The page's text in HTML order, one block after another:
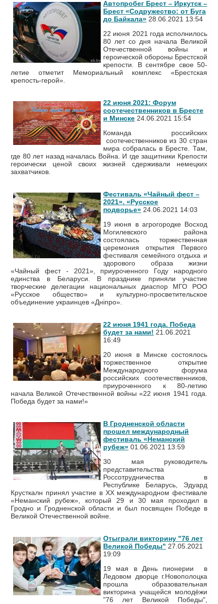
Автопробег Брест – Иркутск –
Брест «Содружество: от Буга
до Байкала» 28.06.2021 13:54
22 июня 2021 года исполнилось
80 лет со дня начала Великой
Отечественной войны и
героической обороны Брестской
крепости. В сентябре свое 50-
летие отметит Мемориальный комплекс «Брестская
крепость-герой».
22 июня 2021: Форум
соотечественников в Бресте
и Минске 24.06.2021 15:54
Команда российских
соотечественников из 30 стран
мира собралась в Бресте. Там,
где 80 лет назад началась Война. И где защитники Крепости
героически ценой своих жизней сдерживали немецких
захватчиков.
Фестиваль «Чайный фест –
2021». «Русское
подворье» 24.06.2021 14:03
19 июня в агрогородке Восход
Могилевского района
состоялась торжественная
церемония открытия Первого
фестиваля семейного отдыха и
здорового образа жизни
«Чайный фест - 2021», приуроченного Году народного
единства в Беларуси. В празднике приняли участие
творческие делегации национальных диаспор МГО РОО
«Русское общество» и культурно-просветительское
объединение украинцев «Днiпро».
22 июня 1941 года. Победа
будет за нами! 21.06.2021
16:49
20 июня в Минске состоялось
торжественное открытие
Международного форума
российских соотечественников,
приуроченного к 80-летию
начала Великой Отечественной войны «22 июня 1941 года.
Победа будет за нами!»
В Гродненской области
прошел международный
фестиваль «Неманский
рубеж» 01.06.2021 13:59
30 мая руководитель
представительства
Россотрудничества в
Республике Беларусь, Эдуард
Крусткалн принял участие в XX международном фестивале
«Неманский рубеж», который 29 и 30 мая проходил в
Гродно и Гродненской области и был посвящен Победе в
Великой Отечественной войне.
Отыграли викторину "76 лет
Великой Победы" 27.05.2021
19:09
19 мая в День пионерии в
Ледовом дворце г.Новополоцка
прошла образовательная
викторина учащейся молодёжи
"76 лет Великой Победы",